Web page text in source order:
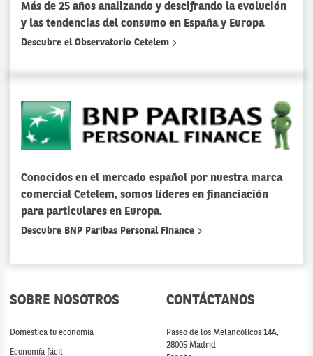
Más de 25 años analizando y descifrando la evolución
y las tendencias del consumo en España y Europa
Descubre el Observatorio Cetelem
Conocidos en el mercado español por nuestra marca
comercial Cetelem, somos líderes en financiación
para particulares en Europa.
Descubre BNP Paribas Personal Finance
SOBRE NOSOTROS
Domestica tu economía
Economía fácil
CONTÁCTANOS
Paseo de los Melancólicos 14A,
28005 Madrid